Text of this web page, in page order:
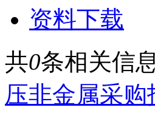
资料下载
共0条相关信
压非金属采购